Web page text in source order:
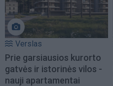
Verslas
Prie garsiausios kurorto
gatvės ir istorinės vilos -
nauji apartamentai